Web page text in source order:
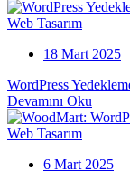
Web Tasarım
18 Mart 2025
WordPress
Devamını Oku
Web Tasarım
6 Mart 2025